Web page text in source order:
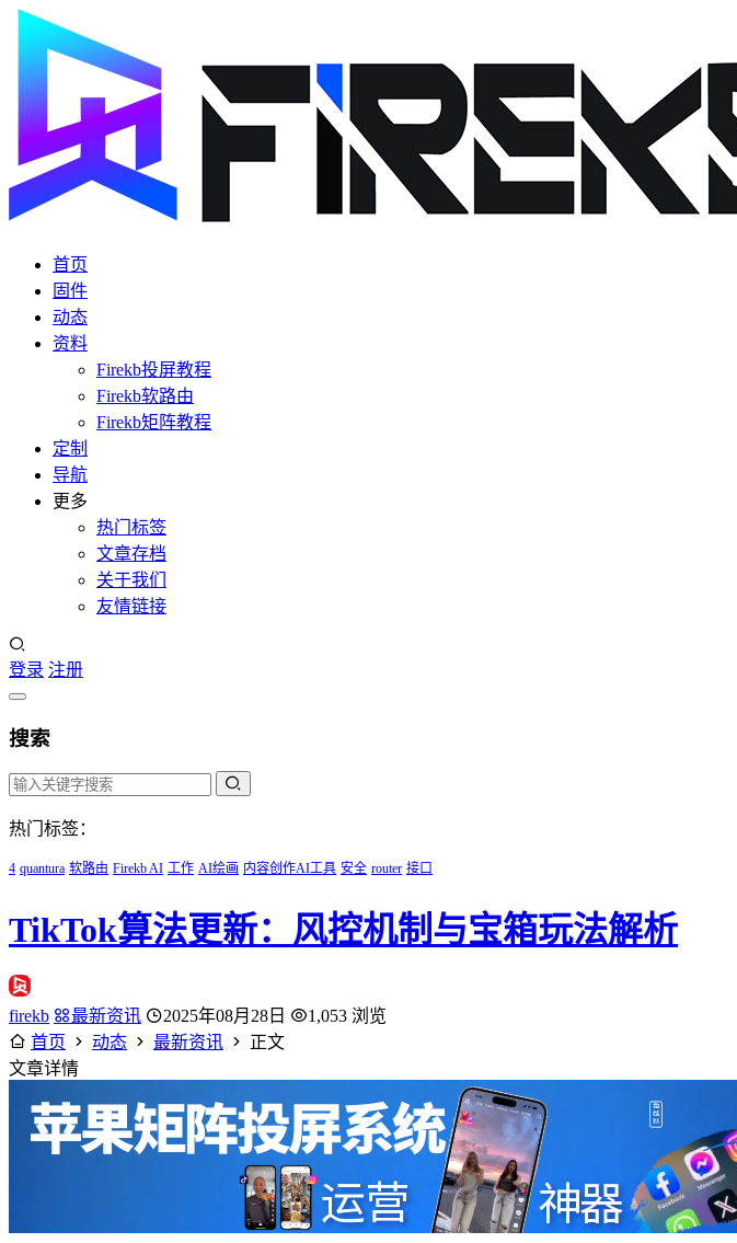
首页
固件
动态
资料
Firekb投屏教程
Firekb软路由
Firekb矩阵教程
定制
导航
更多
热门标签
文章存档
关于我们
友情链接
登录 注册
搜索
热门标签：
4 quantura 软路由 Firekb AI 工作 AI绘画 内容创作AI工具 安全 router 接口
TikTok算法更新：风控机制与宝箱玩法解析
firekb 最新资讯 2025年08月28日
1,053 浏览
首页
动态 最新资讯
正文
文章详情